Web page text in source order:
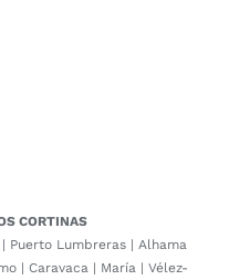
CORTINAS
Puerto Lumbreras| Alhama
| Caravaca | María | Vélez-